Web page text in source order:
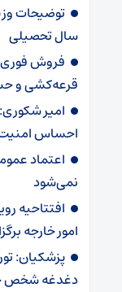
توضیحات
سال تحصیلی
قرعه‌کشی و
امیر
احساس
اعتماد
نمی‌شود
افتتاحیه
امور خارجه
پزشکیان:
دغدغه شخص